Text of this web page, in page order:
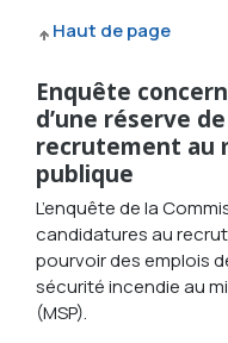
Haut de page
Enquête
d’une réserve
recrutement au
publique
L’enquête de la
candidatures au
pourvoir des emplois
sécurité incendie au
(MSP).